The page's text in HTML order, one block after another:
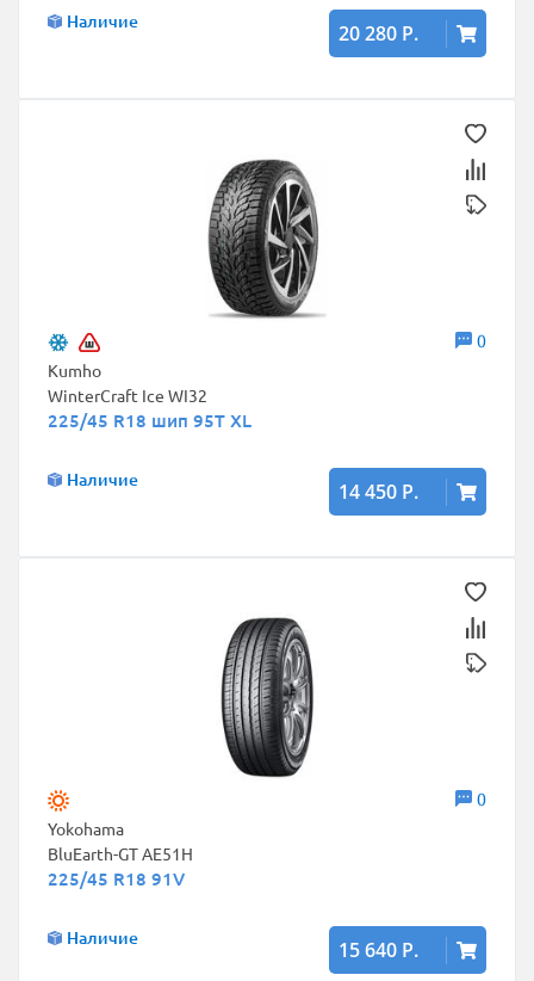
Наличие 20 280 Р.
0
Kumho
WinterCraft Ice WI32
225/45 R18 шип 95T XL
Наличие 14 450 Р.
0
Yokohama
BluEarth-GT AE51H
225/45 R18 91V
Наличие 15 640 Р.